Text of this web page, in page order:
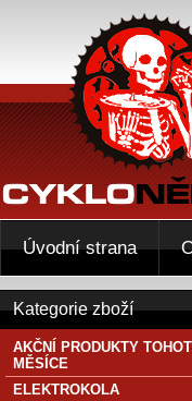
Kategorie zboží
AKČNÍ PRODUKTY
MĚSÍCE
ELEKTROKOLA
Úvodní strana